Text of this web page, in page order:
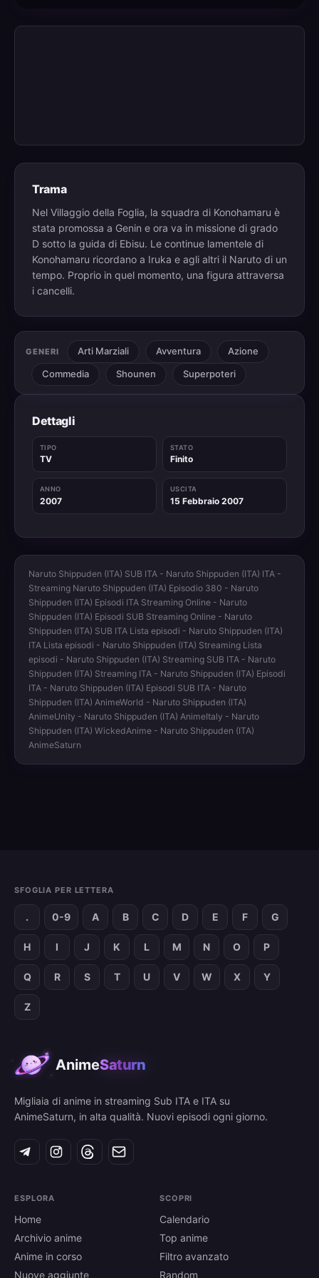
Trama
Nel Villaggio della Foglia, la squadra di Konohamaru è
stata promossa a Genin e ora va in missione di grado
D sotto la guida di Ebisu. Le continue lamentele di
Konohamaru ricordano a Iruka e agli altri il Naruto di un
tempo. Proprio in quel momento, una figura attraversa
i cancelli.
GENERI Arti Marziali Avventura
Azione
Commedia
Shounen Superpoteri
Dettagli
TIPO
TV
STATO
Finito
ANNO
2007
USCITA
15 Febbraio 2007
Naruto Shippuden (ITA) SUB ITA - Naruto Shippuden (ITA) ITA -
Streaming Naruto Shippuden (ITA) Episodio 380 - Naruto
Shippuden (ITA) Episodi ITA Streaming Online - Naruto
Shippuden (ITA) Episodi SUB Streaming Online - Naruto
Shippuden (ITA) SUB ITA Lista episodi - Naruto Shippuden (ITA)
ITA Lista episodi - Naruto Shippuden (ITA) Streaming Lista
episodi - Naruto Shippuden (ITA) Streaming SUB ITA - Naruto
Shippuden (ITA) Streaming ITA - Naruto Shippuden (ITA) Episodi
ITA - Naruto Shippuden (ITA) Episodi SUB ITA - Naruto
Shippuden (ITA) AnimeWorld - Naruto Shippuden (ITA)
AnimeUnity - Naruto Shippuden (ITA) AnimeItaly - Naruto
Shippuden (ITA) WickedAnime - Naruto Shippuden (ITA)
AnimeSaturn
SFOGLIA PER LETTERA
. 0-9 A B C D E F G
H I J K L M N O P
Q R S T U V W X Y
Z
AnimeSaturn
Migliaia di anime in streaming Sub ITA e ITA su
AnimeSaturn, in alta qualità. Nuovi episodi ogni giorno.
ESPLORA
Home
Archivio anime
Anime in corso
Nuove aggiunte
SCOPRI
Calendario
Top anime
Filtro avanzato
Random